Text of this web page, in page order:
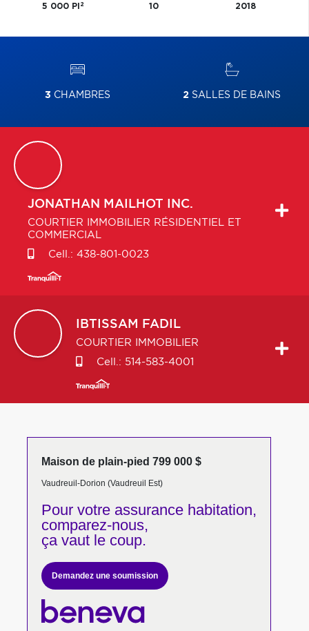
5 000 PI 2
10
2018
3 CHAMBRES 2 SALLES DE BAINS
JONATHAN MAILHOT INC.
COURTIER IMMOBILIER RÉSIDENTIEL ET
COMMERCIAL
Cell.: 438-801-0023
IBTISSAM FADIL
COURTIER IMMOBILIER
Cell.: 514-583-4001
Maison de plain-pied 799 000 $
Vaudreuil-Dorion (Vaudreuil Est)
Pour votreassurance habitation,
comparez-nous,
ça vaut le coup.
Demandez une soumission